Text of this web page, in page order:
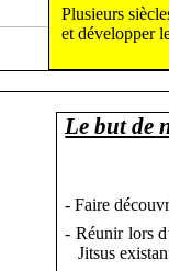
Plusieurs
et développer
Le but de
- Faire
- Réunir lors
Jitsus